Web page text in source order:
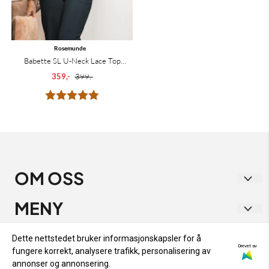
Karakter:
Rosemunde
Babette SL U-Neck Lace Top
Falcon
359,- 399,-
OM OSS
Vakre Vene
Strandgata 1
Org. nr. 933 282 538
MENY
PERSONVERN
INFO
RETUR OG BYTTE
Dette nettstedet bruker informasjonskapsler for å
fungere korrekt, analysere trafikk, personalisering av
annonser og annonsering.
Drevet av